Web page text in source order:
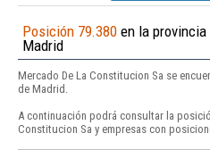
Posición 79.380 en la provincia
Madrid
Mercado De La Constitucion Sa se
de Madrid.
A continuación podrá consultar la
Constitucion Sa y empresas con